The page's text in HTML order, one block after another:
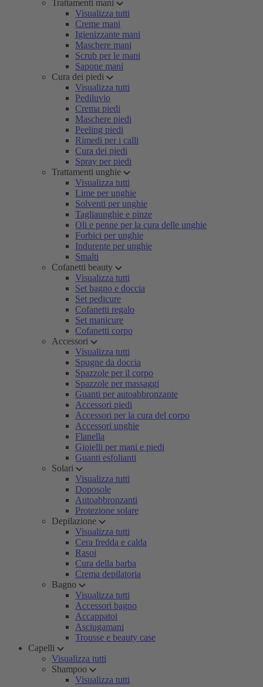
Trattamenti mani
Visualizza tutti
Creme mani
Igienizzante mani
Maschere mani
Scrub per le mani
Sapone mani
Cura dei piedi
Visualizza tutti
Pediluvio
Crema piedi
Maschere piedi
Peeling piedi
Rimedi per i calli
Cura dei piedi
Spray per piedi
Trattamenti unghie
Visualizza tutti
Lime per unghie
Solventi per unghie
Tagliaunghie e pinze
Oli e penne per la cura delle unghie
Forbici per unghie
Indurente per unghie
Smalti
Cofanetti beauty
Visualizza tutti
Set bagno e doccia
Set pedicure
Cofanetti regalo
Set manicure
Cofanetti corpo
Accessori
Visualizza tutti
Spugne da doccia
Spazzole per il corpo
Spazzole per massaggi
Guanti per autoabbronzante
Accessori piedi
Accessori per la cura del corpo
Accessori unghie
Flanella
Gioielli per mani e piedi
Guanti esfolianti
Solari
Visualizza tutti
Doposole
Autoabbronzanti
Protezione solare
Depilazione
Visualizza tutti
Cera fredda e calda
Rasoi
Cura della barba
Crema depilatoria
Bagno
Visualizza tutti
Accessori bagno
Accappatoi
Asciugamani
Trousse e beauty case
Capelli
Visualizza tutti
Shampoo
Visualizza tutti